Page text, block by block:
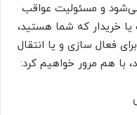
و مسئولیت عواقب
خریدار که شما هستید،
فعال سازی و یا انتقال
با هم مرور خواهیم کرد: